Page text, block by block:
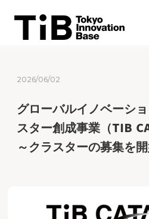
content
2026/06/02
グローバルイノベーシ
スター創成事業（TIB
～クラスターの募集を